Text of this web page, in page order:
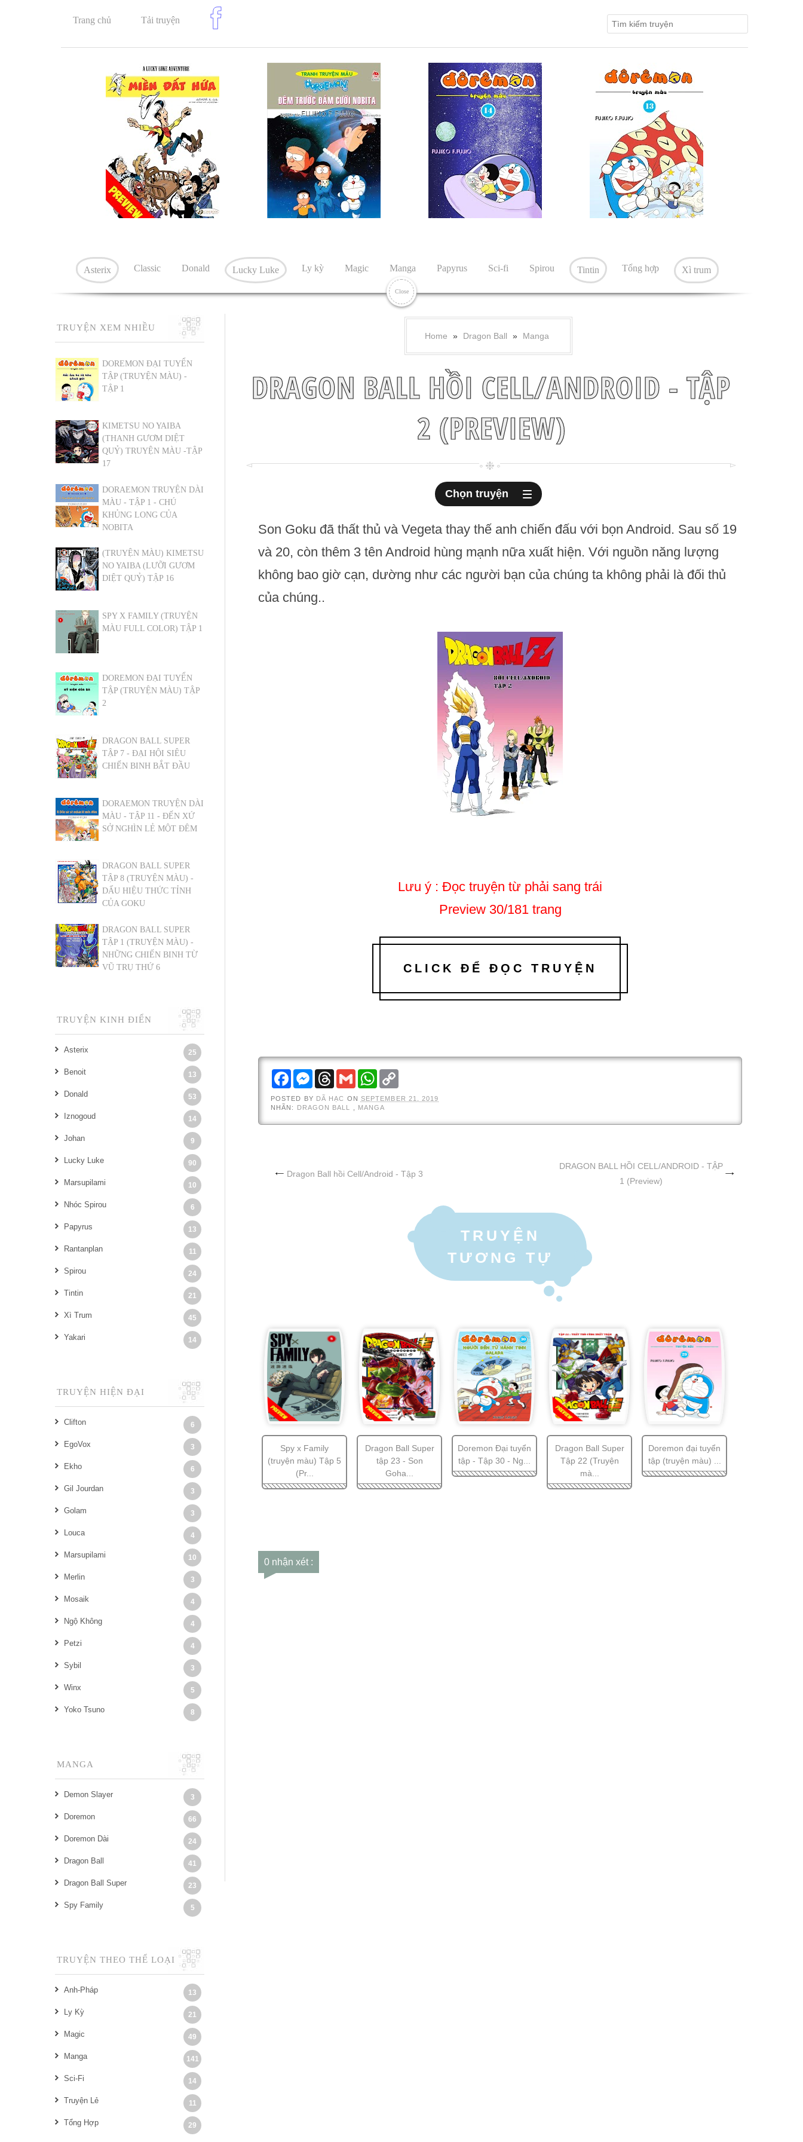
Trang chủ Tải truyện
Asterix Classic Donald Lucky Luke Ly kỳ Magic Manga Papyrus Sci-fi Spirou Tintin Tổng hợp Xì trum
Close
Home » Dragon Ball » Manga
DRAGON BALL HỒI CELL/ANDROID - TẬP
2 (PREVIEW)
Chọn truyện
Son Goku đã thất thủ và Vegeta thay thế anh chiến đấu với bọn Android. Sau số 19
và 20, còn thêm 3 tên Android hùng mạnh nữa xuất hiện. Với nguồn năng lượng
không bao giờ cạn, dường như các người bạn của chúng ta không phải là đối thủ
của chúng..
Lưu ý : Đọc truyện từ phải sang trái
Preview 30/181 trang
CLICK ĐỂ ĐỌC TRUYỆN
E
B
O
M
S
E
N
H
E
A
D
G
M
I
L
H
T
S
A
Y
I
POSTED BY DÃ HẠC ON SEPTEMBER 21, 2019
NHÃN:
DRAGON BALL MANGA
Dragon Ball hồi Cell/Android - Tập 3
DRAGON BALL HỒI CELL/ANDROID - TẬP
1 (Preview)
TRUYỆN
TƯƠNG TỰ
Spy x Family
(truyện màu) Tập 5
(Pr...
Dragon Ball Super
tập 23 - Son
Goha...
Doremon Đại tuyển
tập - Tập 30 - Ng...
Dragon Ball Super
Tập 22 (Truyện
mà...
Doremon đại tuyển
tập (truyện màu) ...
0 nhận xét :
TRUYỆN XEM NHIỀU
DOREMON ĐẠI TUYỂN
TẬP (TRUYỆN MÀU) -
TẬP 1
KIMETSU NO YAIBA
(THANH GƯƠM DIỆT
QUỶ) TRUYỆN MÀU -TẬP
17
DORAEMON TRUYỆN DÀI
MÀU - TẬP 1 - CHÚ
KHỦNG LONG CỦA
NOBITA
(TRUYỆN MÀU) KIMETSU
NO YAIBA (LƯỠI GƯƠM
DIỆT QUỶ) TẬP 16
SPY X FAMILY (TRUYỆN
MÀU FULL COLOR) TẬP 1
DOREMON ĐẠI TUYỂN
TẬP (TRUYỆN MÀU) TẬP
2
DRAGON BALL SUPER
TẬP 7 - ĐẠI HỘI SIÊU
CHIẾN BINH BẮT ĐẦU
DORAEMON TRUYỆN DÀI
MÀU - TẬP 11 - ĐẾN XỨ
SỞ NGHÌN LẺ MỘT ĐÊM
DRAGON BALL SUPER
TẬP 8 (TRUYỆN MÀU) -
DẤU HIỆU THỨC TỈNH
CỦA GOKU
DRAGON BALL SUPER
TẬP 1 (TRUYỆN MÀU) -
NHỮNG CHIẾN BINH TỪ
VŨ TRỤ THỨ 6
TRUYỆN KINH ĐIỂN
Asterix 25
Benoit 13
Donald 53
Iznogoud 14
Johan 9
Lucky Luke 90
Marsupilami 10
Nhóc Spirou 6
Papyrus 13
Rantanplan 11
Spirou 24
Tintin 21
Xì Trum 45
Yakari 14
TRUYỆN HIỆN ĐẠI
Clifton 6
EgoVox 3
Ekho 6
Gil Jourdan 3
Golam 3
Louca 4
Marsupilami 10
Merlin 3
Mosaik 4
Ngộ Không 4
Petzi 4
Sybil 3
Winx 5
Yoko Tsuno 8
MANGA
Demon Slayer 3
Doremon 66
Doremon Dài 24
Dragon Ball 41
Dragon Ball Super 23
Spy Family 5
TRUYỆN THEO THỂ LOẠI
Anh-Pháp 13
Ly Kỳ 21
Magic 49
Manga 141
Sci-Fi 14
Truyện Lẻ 11
Tổng Hợp 29